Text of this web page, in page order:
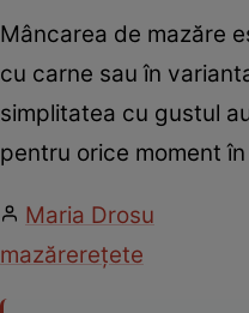
Mâncarea de mazăre
cu carne sau în
simplitatea cu gustul
pentru orice moment
Maria Drosu
mazărerețete